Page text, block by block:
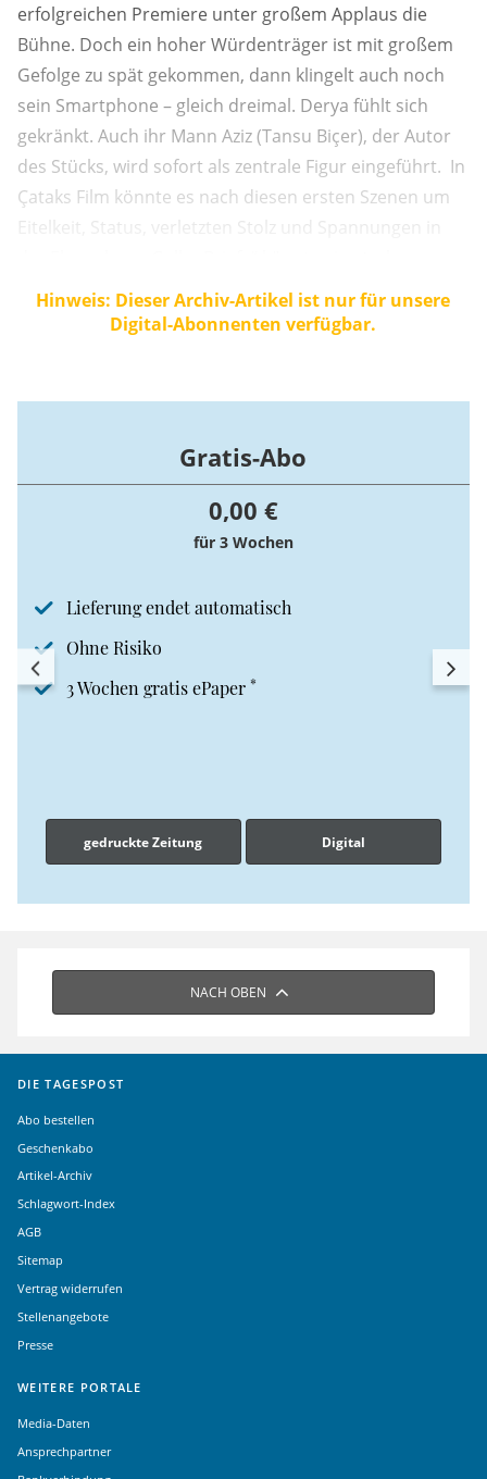
erfolgreichen Premiere unter großem Applaus die
Bühne. Doch ein hoher Würdenträger ist mit großem
Gefolge zu spät gekommen, dann klingelt auch noch
sein Smartphone – gleich dreimal. Derya fühlt sich
gekränkt. Auch ihr Mann Aziz (Tansu Biçer), der Autor
des Stücks, wird sofort als zentrale Figur eingeführt. In
Çataks Film könnte es nach diesen ersten Szenen um
Eitelkeit, Status, verletzten Stolz und Spannungen in
Ehedrama werden, das die politische Lage nicht
erklärt, sondern in Blicken, Gesten und
Hinweis: Dieser Archiv-Artikel ist nur für unsere
Digital-Abonnenten verfügbar.
Gratis-Abo
0,00 €
für 3 Wochen
Lieferung endet automatisch
Ohne Risiko
3 Wochen gratis ePaper *
gedruckte Zeitung Digital
NACH OBEN
DIE TAGESPOST
Abo bestellen
Geschenkabo
Artikel-Archiv
Schlagwort-Index
AGB
Sitemap
Vertrag widerrufen
Stellenangebote
Presse
WEITERE PORTALE
Media-Daten
Ansprechpartner